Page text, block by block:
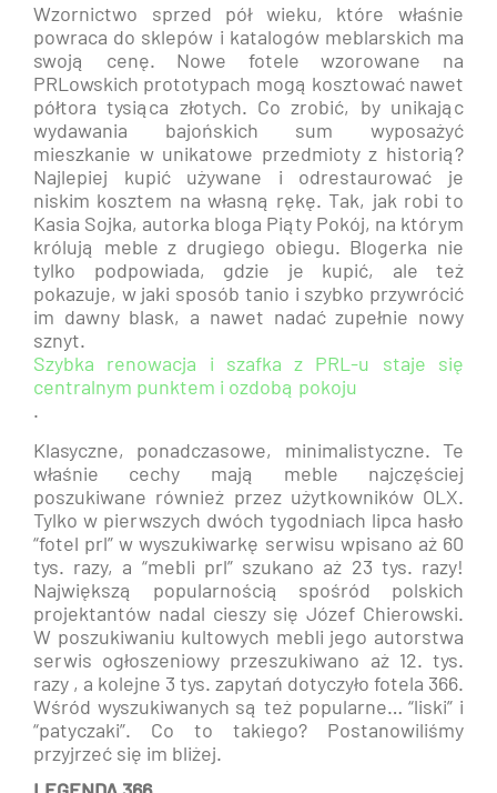
Wzornictwo sprzed pół wieku, które właśnie
powraca do sklepów i katalogów meblarskich ma
swoją cenę. Nowe fotele wzorowane na
PRLowskich prototypach mogą kosztować nawet
półtora tysiąca złotych. Co zrobić, by unikając
wydawania bajońskich sum wyposażyć
mieszkanie w unikatowe przedmioty z historią?
Najlepiej kupić używane i odrestaurować je
niskim kosztem na własną rękę. Tak, jak robi to
Kasia Sojka, autorka bloga Piąty Pokój, na którym
królują meble z drugiego obiegu. Blogerka nie
tylko podpowiada, gdzie je kupić, ale też
pokazuje, w jaki sposób tanio i szybko przywrócić
im dawny blask, a nawet nadać zupełnie nowy
sznyt.
Szybka renowacja i szafka z PRL-u staje się
centralnym punktem i ozdobą pokoju
.
Klasyczne, ponadczasowe, minimalistyczne. Te
właśnie cechy mają meble najczęściej
poszukiwane również przez użytkowników OLX.
Tylko w pierwszych dwóch tygodniach lipca hasło
“fotel prl” w wyszukiwarkę serwisu wpisano aż 60
tys. razy, a “mebli prl” szukano aż 23 tys. razy!
Największą popularnością spośród polskich
projektantów nadal cieszy się Józef Chierowski.
W poszukiwaniu kultowych mebli jego autorstwa
serwis ogłoszeniowy przeszukiwano aż 12. tys.
razy , a kolejne 3 tys. zapytań dotyczyło fotela 366.
Wśród wyszukiwanych są też popularne… “liski” i
“patyczaki”. Co to takiego? Postanowiliśmy
przyjrzeć się im bliżej.